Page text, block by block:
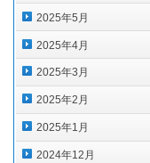
2025年5月
2025年4月
2025年3月
2025年2月
2025年1月
2024年12月